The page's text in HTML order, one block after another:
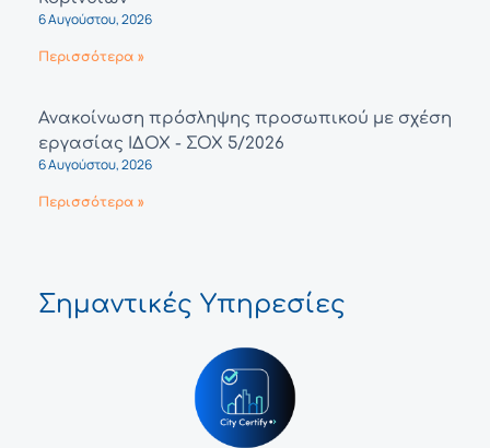
6 Αυγούστου, 2026
Περισσότερα »
Ανακοίνωση πρόσληψης προσωπικού με σχέση
εργασίας ΙΔΟΧ - ΣΟΧ 5/2026
6 Αυγούστου, 2026
Περισσότερα »
Σημαντικές Υπηρεσίες